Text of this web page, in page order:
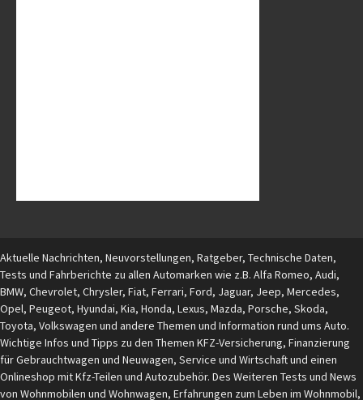
Aktuelle Nachrichten, Neuvorstellungen, Ratgeber, Technische Daten,
Tests und Fahrberichte zu allen Automarken wie z.B. Alfa Romeo, Audi,
BMW, Chevrolet, Chrysler, Fiat, Ferrari, Ford, Jaguar, Jeep, Mercedes,
Opel, Peugeot, Hyundai, Kia, Honda, Lexus, Mazda, Porsche, Skoda,
Toyota, Volkswagen und andere Themen und Information rund ums Auto.
Wichtige Infos und Tipps zu den Themen KFZ-Versicherung, Finanzierung
für Gebrauchtwagen und Neuwagen, Service und Wirtschaft und einen
Onlineshop mit Kfz-Teilen und Autozubehör. Des Weiteren Tests und News
von Wohnmobilen und Wohnwagen, Erfahrungen zum Leben im Wohnmobil,